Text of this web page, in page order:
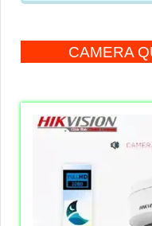
CAMERA